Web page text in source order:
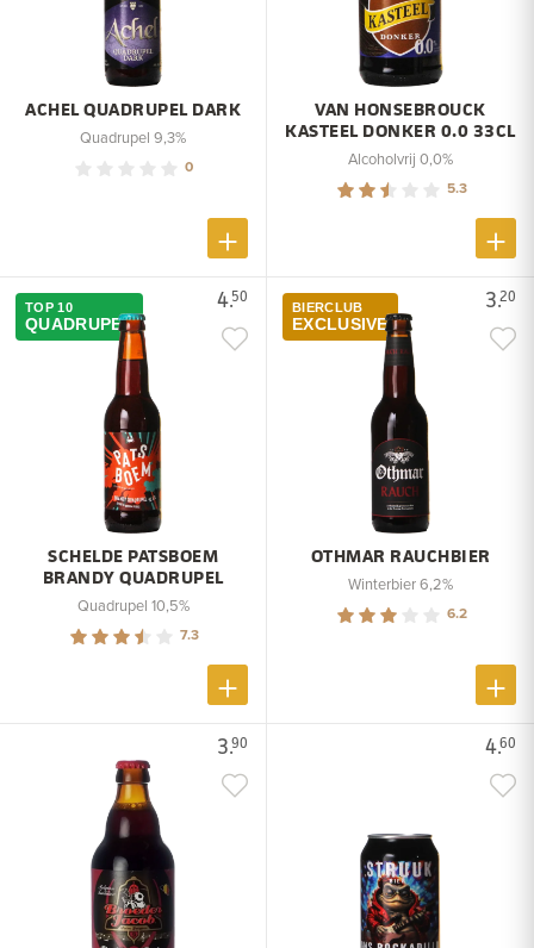
ACHEL QUADRUPEL DARK
Quadrupel 9,3%
0
VAN HONSEBROUCK
KASTEEL DONKER 0.0 33CL
Alcoholvrij 0,0%
5.3
4.50
TOP 10
QUADRUPEL
SCHELDE PATSBOEM
BRANDY QUADRUPEL
Quadrupel 10,5%
7.3
3.20
BIERCLUB
EXCLUSIVE
OTHMAR RAUCHBIER
Winterbier 6,2%
6.2
3.90 4.60